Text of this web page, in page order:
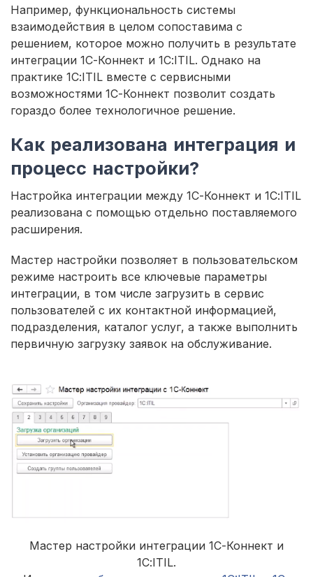
Например, функциональность системы
взаимодействия в целом сопоставима с
решением, которое можно получить в результате
интеграции 1С-Коннект и 1С:ITIL. Однако на
практике 1С:ITIL вместе с сервисными
возможностями 1С-Коннект позволит создать
гораздо более технологичное решение.
Как реализована интеграция и
процесс настройки?
Настройка интеграции между 1С-Коннект и 1С:ITIL
реализована с помощью отдельно поставляемого
расширения.
Мастер настройки позволяет в пользовательском
режиме настроить все ключевые параметры
интеграции, в том числе загрузить в сервис
пользователей с их контактной информацией,
подразделения, каталог услуг, а также выполнить
первичную загрузку заявок на обслуживание.
Мастер настройки интеграции 1С-Коннект и
1С:ITIL.